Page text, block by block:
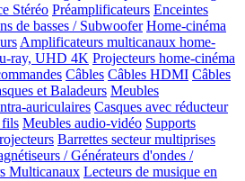
Stéréo Préamplificateurs Enceintes
de basses / Subwoofer Home-cinéma
Amplificateurs multicanaux home-
ray, UHD 4K Projecteurs home-cinéma
Câbles Câbles HDMI Câbles
et Baladeurs Meubles
auriculaires Casques avec réducteur
fils Meubles audio-vidéo Supports
Barrettes secteur multiprises
/ Générateurs d'ondes /
Multicanaux Lecteurs de musique en